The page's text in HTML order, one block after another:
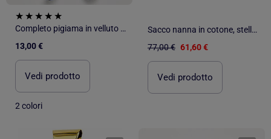
Completo pigiama in velluto "Mickey Mouse" - 2 pezzi
13,00 €
Vedi prodotto
2 colori
Sacco nanna in cotone, stella | SEVIRA KIDS
77,00 € 61,60 €
Vedi prodotto